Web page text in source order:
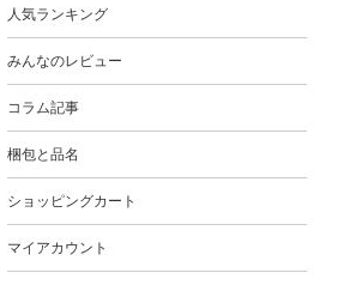
人気ランキング
みんなのレビュー
コラム記事
梱包と品名
ショッピングカート
マイアカウント